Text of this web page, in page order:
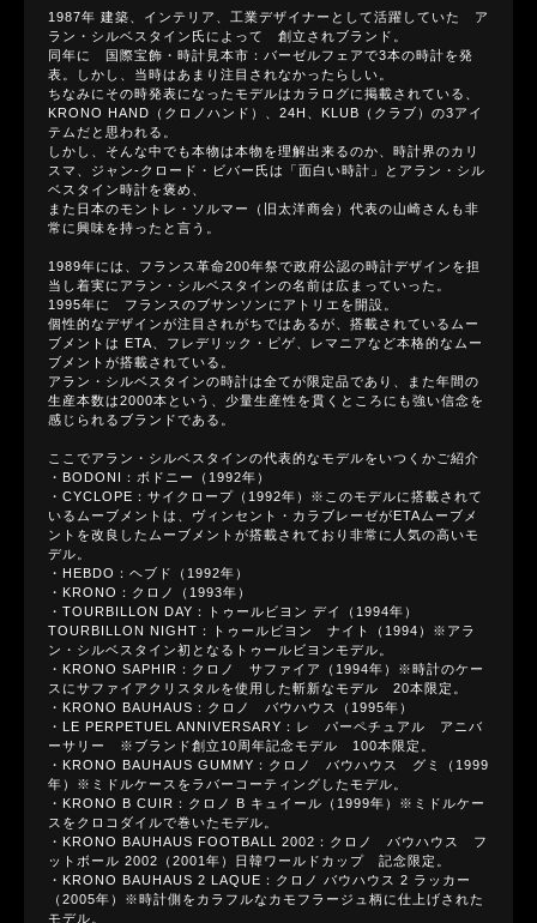
1987年 建築、インテリア、工業デザイナーとして活躍していた ア
ラン・シルベスタイン氏によって 創立されブランド。
同年に 国際宝飾・時計見本市：バーゼルフェアで3本の時計を発
表。しかし、当時はあまり注目されなかったらしい。
ちなみにその時発表になったモデルはカラログに掲載されている、
KRONO HAND（クロノハンド）、24H、KLUB（クラブ）の3アイ
テムだと思われる。
しかし、そんな中でも本物は本物を理解出来るのか、時計界のカリ
スマ、ジャン-クロード・ビバー氏は「面白い時計」とアラン・シル
ベスタイン時計を褒め、
また日本のモントレ・ソルマー（旧太洋商会）代表の山崎さんも非
常に興味を持ったと言う。
1989年には、フランス革命200年祭で政府公認の時計デザインを担
当し着実にアラン・シルベスタインの名前は広まっていった。
1995年に フランスのブサンソンにアトリエを開設。
個性的なデザインが注目されがちではあるが、搭載されているムー
ブメントは ETA、フレデリック・ピゲ、レマニアなど本格的なムー
ブメントが搭載されている。
アラン・シルベスタインの時計は全てが限定品であり、また年間の
生産本数は2000本という、少量生産性を貫くところにも強い信念を
感じられるブランドである。
ここでアラン・シルベスタインの代表的なモデルをいつくかご紹介
・BODONI：ボドニー（1992年）
・CYCLOPE：サイクロープ（1992年）※このモデルに搭載されて
いるムーブメントは、ヴィンセント・カラブレーゼがETAムーブメ
ントを改良したムーブメントが搭載されており非常に人気の高いモ
デル。
・HEBDO：ヘブド（1992年）
・KRONO：クロノ（1993年）
・TOURBILLON DAY：トゥールビヨン デイ（1994年）
TOURBILLON NIGHT：トゥールビヨン ナイト（1994）※アラ
ン・シルベスタイン初となるトゥールビヨンモデル。
・KRONO SAPHIR：クロノ サファイア（1994年）※時計のケー
スにサファイアクリスタルを使用した斬新なモデル 20本限定。
・KRONO BAUHAUS：クロノ バウハウス（1995年）
・LE PERPETUEL ANNIVERSARY：レ パーペチュアル アニバ
ーサリー ※ブランド創立10周年記念モデル 100本限定。
・KRONO BAUHAUS GUMMY：クロノ バウハウス グミ（1999
年）※ミドルケースをラバーコーティングしたモデル。
・KRONO B CUIR：クロノ B キュイール（1999年）※ミドルケー
スをクロコダイルで巻いたモデル。
・KRONO BAUHAUS FOOTBALL 2002：クロノ バウハウス フ
ットボール 2002（2001年）日韓ワールドカップ 記念限定。
・KRONO BAUHAUS 2 LAQUE：クロノ バウハウス 2 ラッカー
（2005年）※時計側をカラフルなカモフラージュ柄に仕上げされた
モデル。